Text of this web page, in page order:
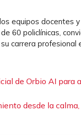
equipos docentes
60 policlínicas,
carrera
de Orbio AI para
desde la